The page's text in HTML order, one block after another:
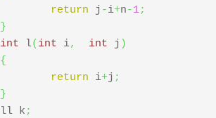
return j -i+n-1;
}
int l( int i, int j )
{
return i+j ;
}
ll k ;